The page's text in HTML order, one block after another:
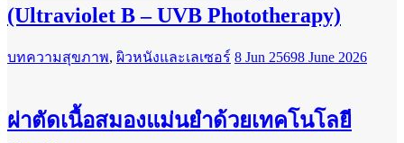
(Ultraviolet B – UVB Phototherapy)
บทความสุขภาพ, ผิวหนังและเลเซอร์ 8 Jun 25698 June 2026
ผ่าตัดเนื้อสมองแม่นยำด้วยเทคโนโลยี